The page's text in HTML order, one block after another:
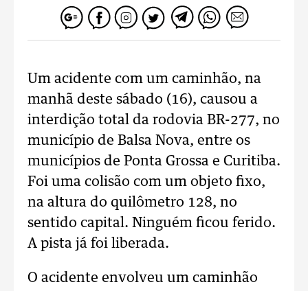
Um acidente com um caminhão, na
manhã deste sábado (16), causou a
interdição total da rodovia BR-277, no
município de Balsa Nova, entre os
municípios de Ponta Grossa e Curitiba.
Foi uma colisão com um objeto fixo,
na altura do quilômetro 128, no
sentido capital. Ninguém ficou ferido.
A pista já foi liberada.
O acidente envolveu um caminhão